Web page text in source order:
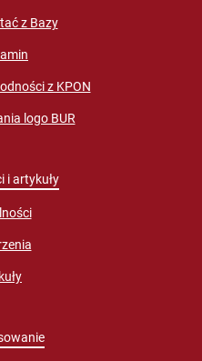
z Bazy
z KPON
logo BUR
i artykuły